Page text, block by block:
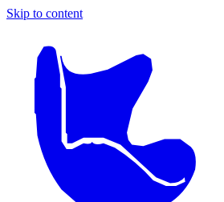
Skip to content